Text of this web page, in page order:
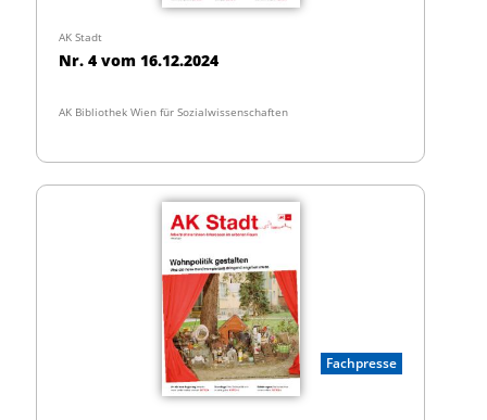
AK Stadt
Nr. 4 vom 16.12.2024
AK Bibliothek Wien für Sozialwissenschaften
Fachpresse